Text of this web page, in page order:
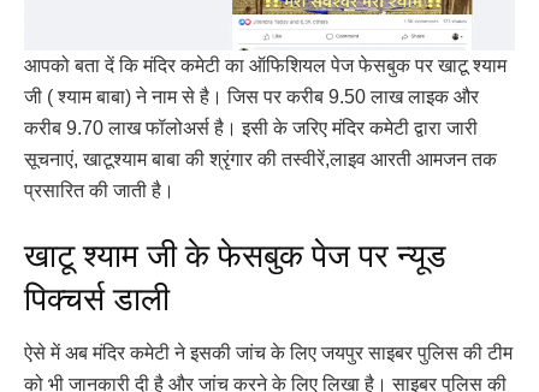
आपको बता दें कि मंदिर कमेटी का ऑफिशियल पेज फेसबुक पर खाटू श्याम
जी ( श्याम बाबा) ने नाम से है। जिस पर करीब 9.50 लाख लाइक और
करीब 9.70 लाख फॉलोअर्स है। इसी के जरिए मंदिर कमेटी द्वारा जारी
सूचनाएं, खाटूश्याम बाबा की श्रृंगार की तस्वीरें,लाइव आरती आमजन तक
प्रसारित की जाती है।
खाटू श्याम जी के फेसबुक पेज पर न्यूड
पिक्चर्स डाली
ऐसे में अब मंदिर कमेटी ने इसकी जांच के लिए जयपुर साइबर पुलिस की टीम
को भी जानकारी दी है और जांच करने के लिए लिखा है। साइबर पुलिस की